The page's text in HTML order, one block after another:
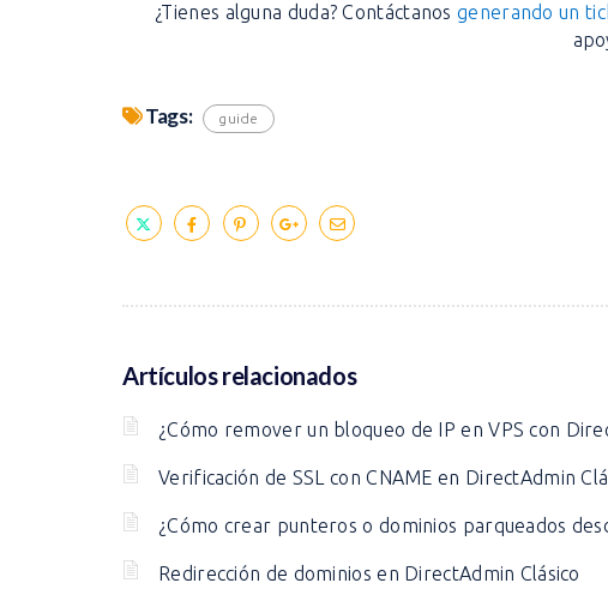
¿Tienes alguna duda? Contáctanosgenerando un
Tags: guide
Artículos relacionados
¿Cómo remover un bloqueo de IP en VPS con
Verificación de SSL con CNAME en DirectAdmin
¿Cómo crear punteros o dominios parqueados
Redirección de dominios en DirectAdmin Clásico